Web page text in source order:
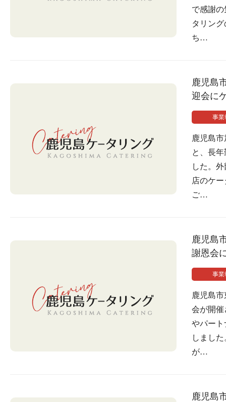
で感謝
タリン
ち…
鹿児島
迎会に
事業
鹿児島
と、長
した。
店のケ
ご…
鹿児島
謝恩会
事業
鹿児島
会が開催
やパート
しまし
が…
鹿児島